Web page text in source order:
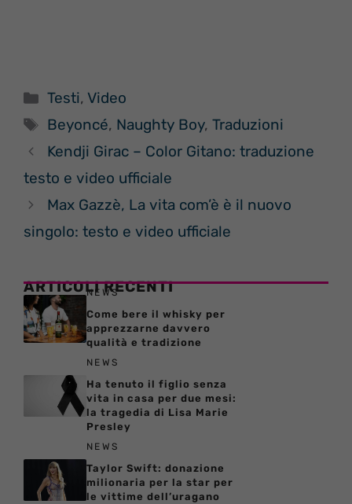
Categorie
Testi,Video
Tag
Beyoncé, Naughty Boy,Traduzioni
Kendji Girac – Color Gitano: traduzione
testo e video ufficiale
Max Gazzè, La vita com’è è il nuovo
singolo: testo e video ufficiale
ARTICOLI RECENTI
NEWS
Come bere il whisky per
apprezzarne davvero
qualità e tradizione
NEWS
Ha tenuto il figlio senza
vita in casa per due mesi:
la tragedia di Lisa Marie
Presley
NEWS
Taylor Swift: donazione
milionaria per la star per
le vittime dell’uragano